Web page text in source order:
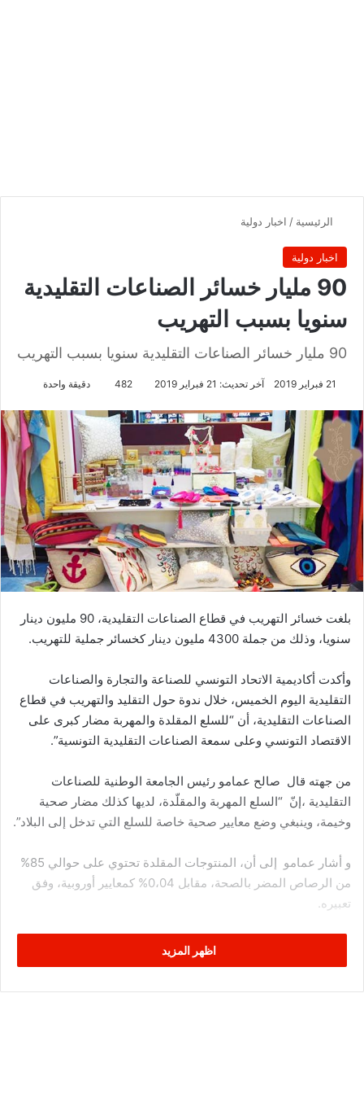
الرئيسية / اخبار دولية
اخبار دولية
90 مليار خسائر الصناعات التقليدية
سنويا بسبب التهريب
90 مليار خسائر الصناعات التقليدية سنويا بسبب التهريب
21 فبراير 2019 آخر تحديث: 21 فبراير 2019 482 دقيقة واحدة
بلغت خسائر التهريب في قطاع الصناعات التقليدية، 90 مليون دينار
سنويا، وذلك من جملة 4300 مليون دينار كخسائر جملية للتهريب.
وأكدت أكاديمية الاتحاد التونسي للصناعة والتجارة والصناعات
التقليدية اليوم الخميس، خلال ندوة حول التقليد والتهريب في قطاع
الصناعات التقليدية، أن “للسلع المقلدة والمهربة مضار كبرى على
الاقتصاد التونسي وعلى سمعة الصناعات التقليدية التونسية”.
من جهته قال صالح عمامو رئيس الجامعة الوطنية للصناعات
التقليدية ،إنّ “السلع المهربة والمقلّدة، لديها كذلك مضار صحية
وخيمة، وينبغي وضع معايير صحية خاصة للسلع التي تدخل إلى البلاد”.
و أشار عمامو إلى أن، المنتوجات المقلدة تحتوي على حوالي 85%
من الرصاص المضر بالصحة، مقابل 0،04% كمعايير أوروبية، وفق
تعبيره.
في ذات الاطار، أفاد المستشار لدى الجامعة الوطنية للصناعات
التقليدية، عبد اللطيف الكعبي، أن “التهريب يضرّ بسمعة المنتوجات
اظهر المزيد